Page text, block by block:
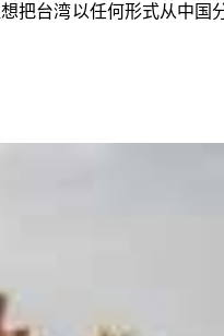
把台湾以任何形式从中国